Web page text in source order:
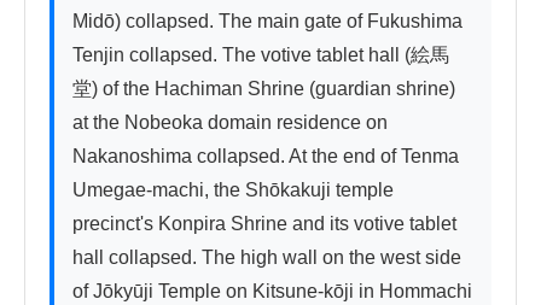
Midō) collapsed. The main gate of Fukushima
Tenjin collapsed. The votive tablet hall (絵馬
堂) of the Hachiman Shrine (guardian shrine)
at the Nobeoka domain residence on
Nakanoshima collapsed. At the end of Tenma
Umegae-machi, the Shōkakuji temple
precinct's Konpira Shrine and its votive tablet
hall collapsed. The high wall on the west side
of Jōkyūji Temple on Kitsune-kōji in Hommachi